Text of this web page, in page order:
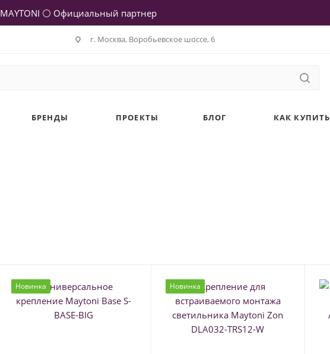
MAYTONI ⚪ Официальный партнер
г. Москва, Воробьевское шоссе, 6
БРЕНДЫ ПРОЕКТЫ БЛОГ КАК КУПИТЬ
Новинка Новинка